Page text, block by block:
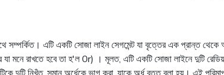
সম্পর্কিত। এটি একটি সোজা লাইন সেগমেন্ট যা বৃত্তের এক প্রান্ত
যা মনে রাখতে হবে তা হ'ল 0r) । মূলত, এটি একটি সোজা লাইনে দুটি